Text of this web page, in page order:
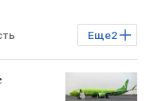
Еще2